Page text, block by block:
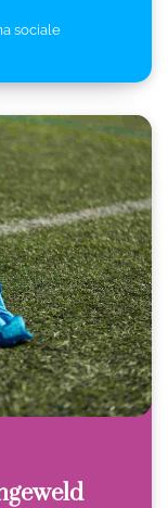
sociale